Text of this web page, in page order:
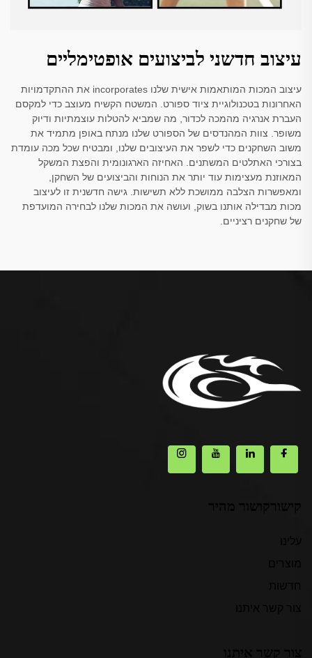
עיצוב חדשני לביצועים אופטימליים
עיצוב המכות המותאמות אישית שלנו incorporates את ההתקדמויות
האחרונות בטכנולוגיית ציוד ספורט. המשטח הקשיח מעוצב כדי למקסם
העברת אנרגיה מהמכה לכדור, מה שמביא להטלות עוצמתיות ודיוק
משופר. צוות המהנדסים של הספורט שלנו מנתח באופן מתמיד את
משוב השחקנים כדי לשפר את העיצובים שלנו, ומבטיח שכל מכה עומדת
בצורכי האתלטים המשתנים. האחיזה הארגונומית והפצת המשקל
המאוזנת מעצימות עוד יותר את הנוחות והביצועים של השחקן,
ומאפשרות הצלבה ממושכת ללא תשישות. גישה חדשנית זו לעיצוב
מכות מבדילה אותנו בשוק, ועושה את המכות שלנו לבחירה המועדפת
של שחקנים רציניים.
קישורקושור מהיר